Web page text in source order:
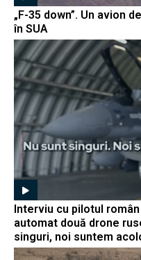
„F-35 down”. Un avion
în SUA
Interviu cu pilotul
automat două drone
singuri, noi suntem